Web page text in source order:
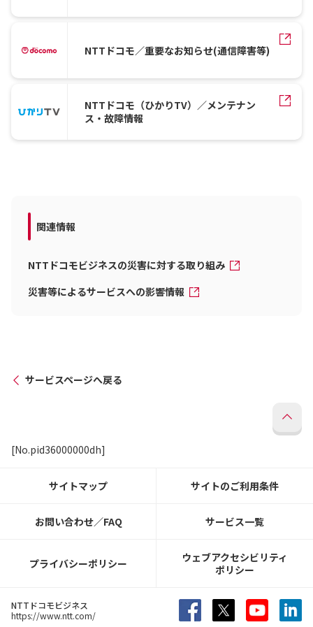
NTTドコモ／重要なお知らせ(通信障害等)
NTTドコモ（ひかりTV）／メンテナン
ス・故障情報
関連情報
NTTドコモビジネスの災害に対する取り組み
災害等によるサービスへの影響情報
サービスページへ戻る
[No.pid36000000dh]
サイトマップ サイトのご利用条件
お問い合わせ／FAQ サービス一覧
プライバシーポリシー
ウェブアクセシビリティ
ポリシー
NTTドコモビジネス
https://www.ntt.com/